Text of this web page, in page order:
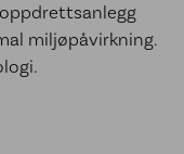
miljøpåvirkning.